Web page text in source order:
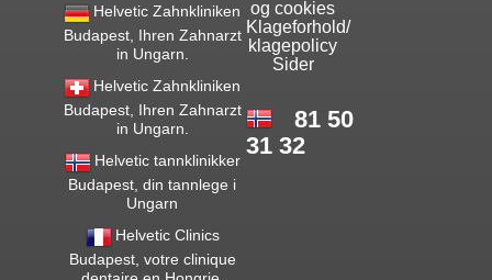
Helvetic Zahnkliniken
Budapest, Ihren Zahnarzt
in Ungarn.
Helvetic Zahnkliniken
Budapest, Ihren Zahnarzt
in Ungarn.
Helvetic tannklinikker
Budapest, din tannlege i
Ungarn
Helvetic Clinics
Budapest, votre clinique
og cookies
Klageforhold/
klagepolicy
Sider
81 50
31 32